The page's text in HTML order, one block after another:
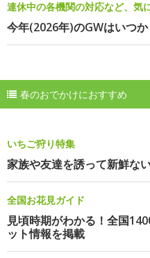
連休中の各機関の対応など、気
今年(2026年)のGWはいつ
春のおでかけにおすすめ
いちご狩り特集
家族や友達を誘って新鮮な
全国お花見ガイド
見頃時期がわかる！全国
ット情報を掲載